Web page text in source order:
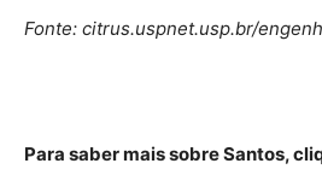
Fonte: citrus.uspnet.usp.br/
Para saber mais sobre Santos,